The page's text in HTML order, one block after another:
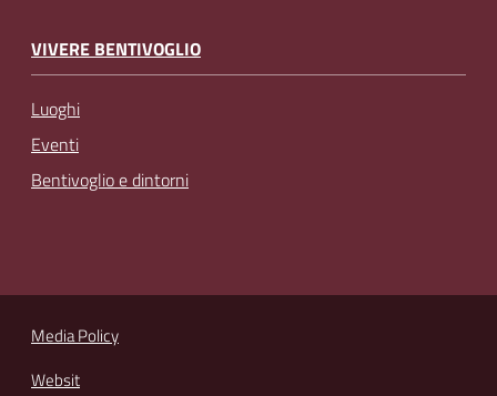
VIVERE BENTIVOGLIO
Luoghi
Eventi
Bentivoglio e dintorni
Media Policy
Websit